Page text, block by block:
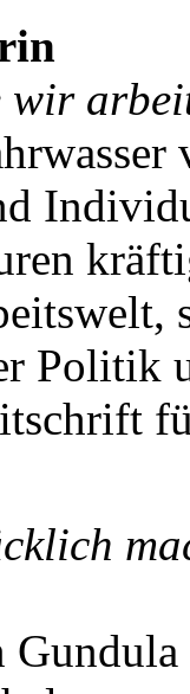
wir
Politik